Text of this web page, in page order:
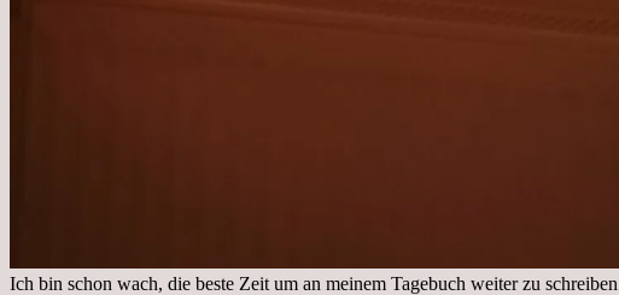
Ich bin schon wach, die beste Zeit um an meinem Tagebuch weiter zu